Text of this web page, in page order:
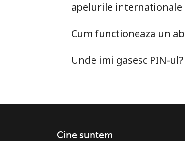
apelurile internationale
Cum functioneaza un
Unde imi gasesc PIN-ul?
Cine suntem